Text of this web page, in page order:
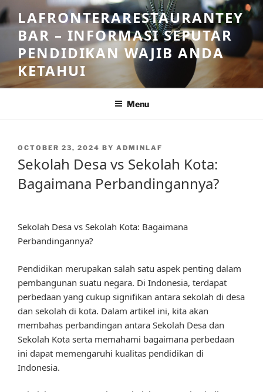
Skip
to
content
LAFRONTERARESTAURANTEY
BAR – INFORMASI SEPUTAR
PENDIDIKAN WAJIB ANDA
KETAHUI
Menu
POSTED
OCTOBER 23, 2024 BY ADMINLAF
Sekolah Desa vs Sekolah Kota:
Bagaimana Perbandingannya?
Sekolah Desa vs Sekolah Kota: Bagaimana
Perbandingannya?
Pendidikan merupakan salah satu aspek penting dalam
pembangunan suatu negara. Di Indonesia, terdapat
perbedaan yang cukup signifikan antara sekolah di desa
dan sekolah di kota. Dalam artikel ini, kita akan
membahas perbandingan antara Sekolah Desa dan
Sekolah Kota serta memahami bagaimana perbedaan
ini dapat memengaruhi kualitas pendidikan di
Indonesia.